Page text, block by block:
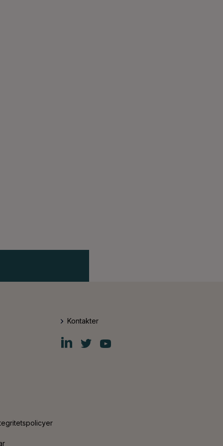
Kontakter
Fiskars
Group
Fiskars
Group
Fiskars
Group